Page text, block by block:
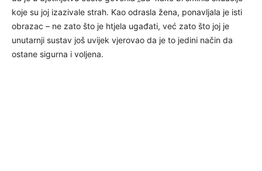
koje su joj izazivale strah. Kao odrasla žena, ponavljala je isti
obrazac – ne zato što je htjela ugađati, već zato što joj je
unutarnji sustav još uvijek vjerovao da je to jedini način da
ostane sigurna i voljena.